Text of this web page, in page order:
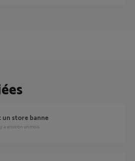
un store banne
il y a environ un mois